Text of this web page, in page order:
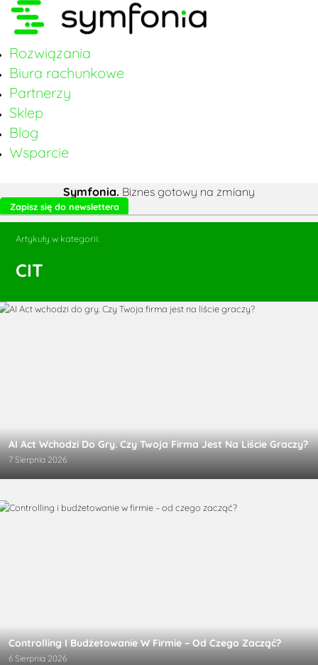
Rozwiązania
Biura rachunkowe
Partnerzy
Sklep
Blog
Wsparcie
Symfonia. Biznes gotowy na zmiany
Zapisz się do newslettera
Artykuły w kategorii:
CIT
AI Act Wchodzi Do Gry. Czy Twoja Firma Jest Na Liście Graczy?
7 Sierpnia 2026
Controlling I Budżetowanie W Firmie – Od Czego Zacząć?
6 Sierpnia 2026